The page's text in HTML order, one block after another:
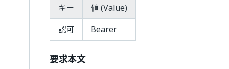
キー
値 (Value)
認可
Bearer
要求本文